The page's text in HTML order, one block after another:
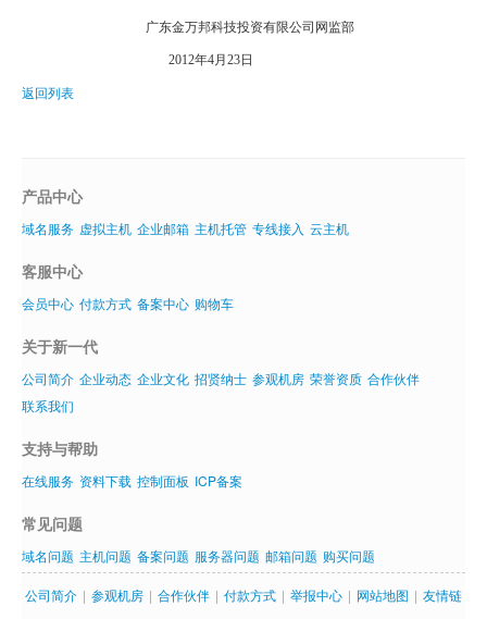
广东金万邦科技投资有限公司网监部
2012年4月 23日
返回列表
产品中心
域名服务 虚拟主机 企业邮箱 主机托管 专线接入 云主机
客服中心
会员中心 付款方式 备案中心 购物车
关于新一代
公司简介 企业动态 企业文化 招贤纳士 参观机房 荣誉资质 合作伙伴
联系我们
支持与帮助
在线服务 资料下载 控制面板 ICP备案
常见问题
域名问题 主机问题 备案问题 服务器问题 邮箱问题 购买问题
公司简介 | 参观机房 | 合作伙伴 | 付款方式 | 举报中心 | 网站地图 | 友情链